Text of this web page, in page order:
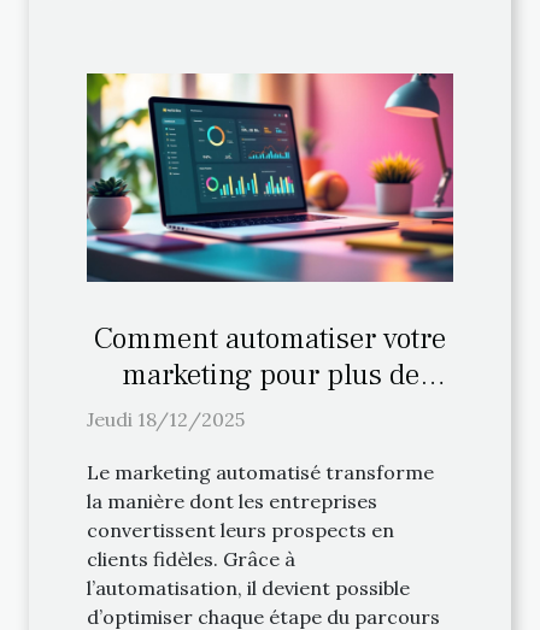
Comment automatiser votre
marketing pour plus de
ventes ?
Jeudi 18/12/2025
Le marketing automatisé transforme
la manière dont les entreprises
convertissent leurs prospects en
clients fidèles. Grâce à
l’automatisation, il devient possible
d’optimiser chaque étape du parcours